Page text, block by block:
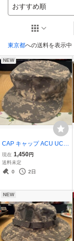
おすすめ順
東京都への送料を表示中
NEW
CAP キャップ ACU UCP
Lサイズ (7／ハーフ。5
9〜60)レプリカ 中古 帽
子 US ARMY 米陸軍
現在 1,450円
送料未定
0
2日
NEW